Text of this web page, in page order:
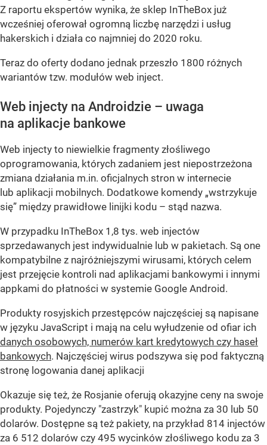
Z raportu ekspertów wynika, że sklep InTheBox już
wcześniej oferował ogromną liczbę narzędzi i usług
hakerskich i działa co najmniej do 2020 roku.
Teraz do oferty dodano jednak przeszło 1800 różnych
wariantów tzw. modułów web inject.
Web injecty na Androidzie – uwaga
na aplikacje bankowe
Web injecty to niewielkie fragmenty złośliwego
oprogramowania, których zadaniem jest niepostrzeżona
zmiana działania m.in. oficjalnych stron w internecie
lub aplikacji mobilnych. Dodatkowe komendy „wstrzykuje
się” między prawidłowe linijki kodu – stąd nazwa.
W przypadku InTheBox 1,8 tys. web injectów
sprzedawanych jest indywidualnie lub w pakietach. Są one
kompatybilne z najróżniejszymi wirusami, których celem
jest przejęcie kontroli nad aplikacjami bankowymi i innymi
appkami do płatności w systemie Google Android.
Produkty rosyjskich przestępców najczęściej są napisane
w języku JavaScript i mają na celu wyłudzenie od ofiar ich
danych osobowych, numerów kart kredytowych czy haseł
bankowych. Najczęściej wirus podszywa się pod faktyczną
stronę logowania danej aplikacji
Okazuje się też, że Rosjanie oferują okazyjne ceny na swoje
produkty. Pojedynczy "zastrzyk" kupić można za 30 lub 50
dolarów. Dostępne są też pakiety, na przykład 814 injectów
za 6 512 dolarów czy 495 wycinków złośliwego kodu za 3